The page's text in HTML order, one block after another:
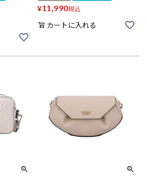
¥11,990税込
カートに入れる